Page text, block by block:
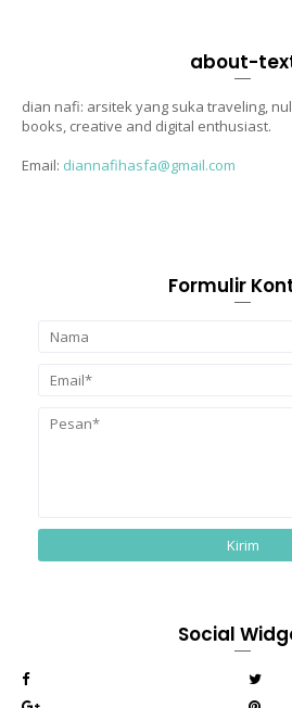
about-
dian nafi: arsitek yang suka traveling,
books, creative and digital enthusiast.
Email: diannafihasfa@gmail.com
Formulir
Social